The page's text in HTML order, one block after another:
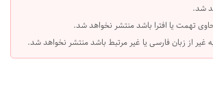
شد.
تهمت یا افترا باشد منتشر نخواهد شد.
غیر از زبان فارسی یا غیر مرتبط باشد منتشر نخواهد شد.